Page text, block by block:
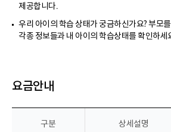
제공합니다.
우리 아이의 학습 상태가 궁금하신가요? 부모
각종 정보들과 내 아이의 학습상태를 확인하세
요금안내
구분 상세설명